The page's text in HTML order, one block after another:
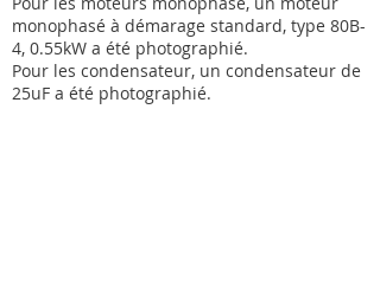
monophasé à démarage standard, type 80B-
4, 0.55kW a été photographié.
Pour les condensateur, un condensateur de
25uF a été photographié.